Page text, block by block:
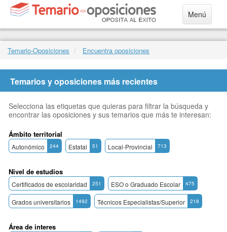
Menú
Temario-Oposiciones Encuentra oposiciones
Temarios y oposiciones más recientes
Selecciona las etiquetas que quieras para filtrar la búsqueda y
encontrar las oposiciones y sus temarios que más te interesan:
Ámbito territorial
Autonómico 244 Estatal 51 Local-Provincial 713
Nivel de estudios
Certificados de escolaridad 251 ESO o Graduado Escolar 475
Grados universitarios 1492 Técnicos Especialistas/Superior 218
Área de interes